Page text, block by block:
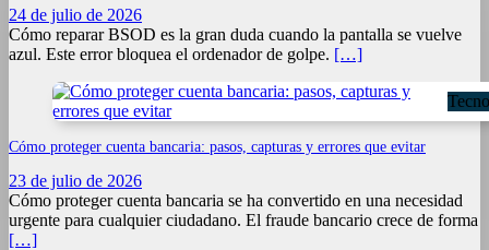
24 de julio de 2026
Cómo reparar BSOD es la gran duda cuando la pantalla se vuelve
azul. Este error bloquea el ordenador de golpe. […]
Cómo proteger cuenta bancaria: pasos, capturas y errores que evitar
23 de julio de 2026
Cómo proteger cuenta bancaria se ha convertido en una necesidad
urgente para cualquier ciudadano. El fraude bancario crece de forma
[…]